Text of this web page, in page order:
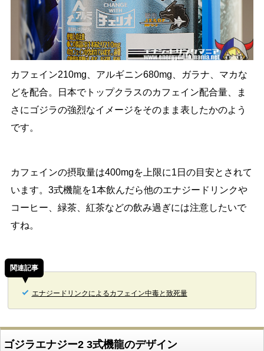
カフェイン210mg、アルギニン680mg、ガラナ、マカな
どを配合。日本でトップクラスのカフェイン配合量、ま
さにゴジラの強烈なイメージをそのまま表したかのよう
です。
カフェインの摂取量は400mgを上限に1日の目安とされて
います。3式機龍を1本飲んだら他のエナジードリンクや
コーヒー、緑茶、紅茶などの飲み過ぎには注意したいで
すね。
関連記事
エナジードリンクによるカフェイン中毒と致死量
ゴジラエナジー2 3式機龍のデザイン